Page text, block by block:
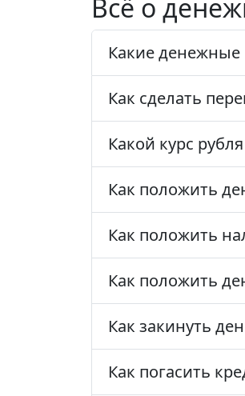
Всё о
Какие денежные
Как сделать
Какой курс
Как положить
Как положить
Как положить
Как закинуть
Как погасить